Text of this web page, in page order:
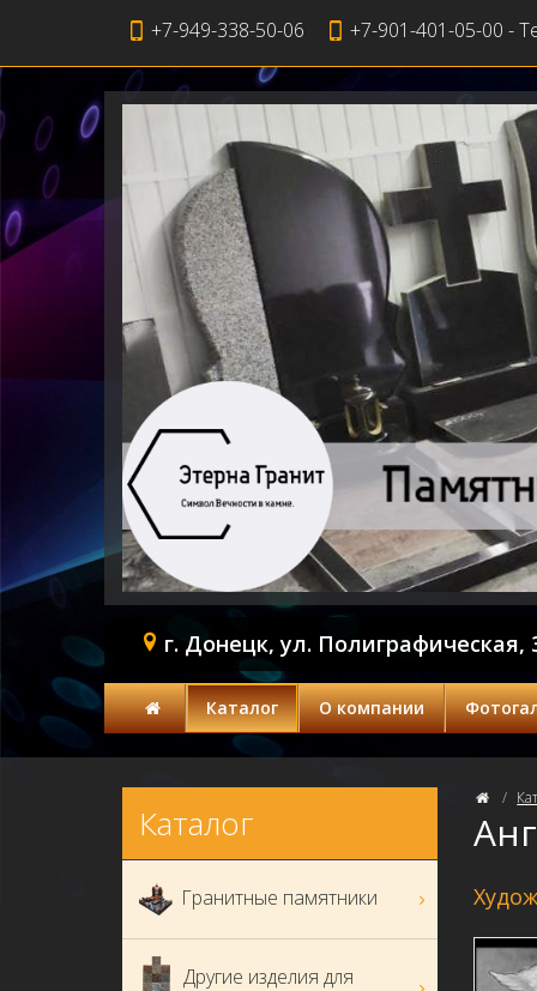
+7-949-338-50-06 +7-901-401-05-00 -
г. Донецк, ул. Полиграфическая,
Каталог О компании
Каталог
Гранитные памятники
Другие изделия для